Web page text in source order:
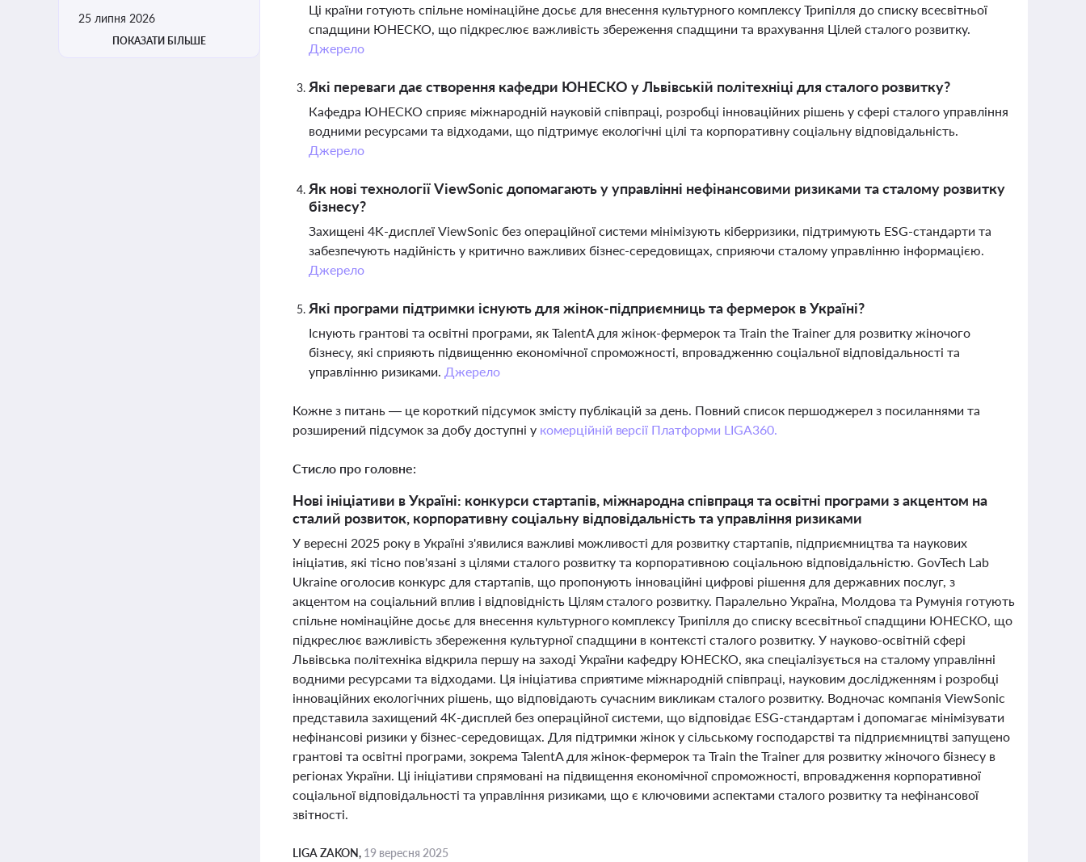
25 липня 2026
ПОКАЗАТИ БІЛЬШЕ
Ці країни готують спільне номінаційне досьє для внесення культурного комплексу Трипілля до списку всесвітньої
спадщини ЮНЕСКО, що підкреслює важливість збереження спадщини та врахування Цілей сталого розвитку.
Джерело
Які переваги дає створення кафедри ЮНЕСКО у Львівській політехніці для сталого розвитку?
Кафедра ЮНЕСКО сприяє міжнародній науковій співпраці, розробці інноваційних рішень у сфері сталого управління
водними ресурсами та відходами, що підтримує екологічні цілі та корпоративну соціальну відповідальність.
Джерело
Як нові технології ViewSonic допомагають у управлінні нефінансовими ризиками та сталому розвитку
бізнесу?
Захищені 4K-дисплеї ViewSonic без операційної системи мінімізують кіберризики, підтримують ESG-стандарти та
забезпечують надійність у критично важливих бізнес-середовищах, сприяючи сталому управлінню інформацією.
Джерело
Які програми підтримки існують для жінок-підприємниць та фермерок в Україні?
Існують грантові та освітні програми, як TalentA для жінок-фермерок та Train the Trainer для розвитку жіночого
бізнесу, які сприяють підвищенню економічної спроможності, впровадженню соціальної відповідальності та
управлінню ризиками. Джерело
Кожне з питань — це короткий підсумок змісту публікацій за день. Повний список першоджерел з посиланнями та
розширений підсумок за добу доступні у комерційній версії Платформи LIGA360.
Стисло про головне:
Нові ініціативи в Україні: конкурси стартапів, міжнародна співпраця та освітні програми з акцентом на
сталий розвиток, корпоративну соціальну відповідальність та управління ризиками
У вересні 2025 року в Україні з'явилися важливі можливості для розвитку стартапів, підприємництва та наукових
ініціатив, які тісно пов'язані з цілями сталого розвитку та корпоративною соціальною відповідальністю. GovTech Lab
Ukraine оголосив конкурс для стартапів, що пропонують інноваційні цифрові рішення для державних послуг, з
акцентом на соціальний вплив і відповідність Цілям сталого розвитку. Паралельно Україна, Молдова та Румунія готують
спільне номінаційне досьє для внесення культурного комплексу Трипілля до списку всесвітньої спадщини ЮНЕСКО, що
підкреслює важливість збереження культурної спадщини в контексті сталого розвитку. У науково-освітній сфері
Львівська політехніка відкрила першу на заході України кафедру ЮНЕСКО, яка спеціалізується на сталому управлінні
водними ресурсами та відходами. Ця ініціатива сприятиме міжнародній співпраці, науковим дослідженням і розробці
інноваційних екологічних рішень, що відповідають сучасним викликам сталого розвитку. Водночас компанія ViewSonic
представила захищений 4K-дисплей без операційної системи, що відповідає ESG-стандартам і допомагає мінімізувати
нефінансові ризики у бізнес-середовищах. Для підтримки жінок у сільському господарстві та підприємництві запущено
грантові та освітні програми, зокрема TalentA для жінок-фермерок та Train the Trainer для розвитку жіночого бізнесу в
регіонах України. Ці ініціативи спрямовані на підвищення економічної спроможності, впровадження корпоративної
соціальної відповідальності та управління ризиками, що є ключовими аспектами сталого розвитку та нефінансової
звітності.
LIGA ZAKON, 19 вересня 2025